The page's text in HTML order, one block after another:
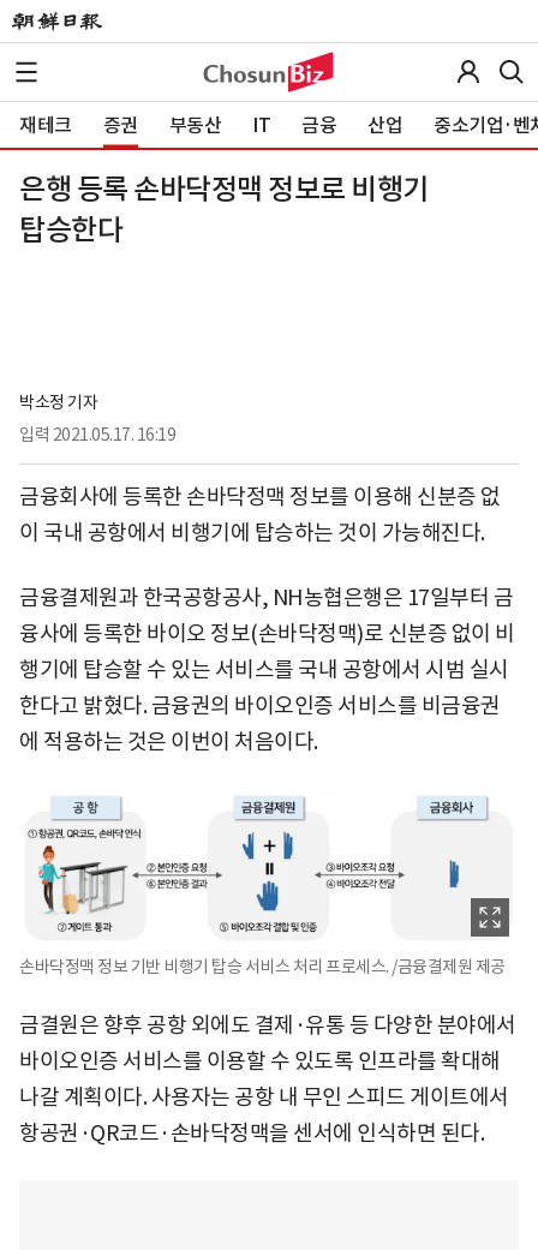
재테크 증권 부동산 IT 금융 산업 중소기업·벤
은행 등록 손바닥정맥 정보로 비행기
탑승한다
박소정 기자
입력 2021.05.17. 16:19
금융회사에 등록한 손바닥정맥 정보를 이용해 신분증 없
이 국내 공항에서 비행기에 탑승하는 것이 가능해진다.
금융결제원과 한국공항공사, NH농협은행은 17일부터 금
융사에 등록한 바이오 정보(손바닥정맥)로 신분증 없이 비
행기에 탑승할 수 있는 서비스를 국내 공항에서 시범 실시
한다고 밝혔다. 금융권의 바이오인증 서비스를 비금융권
에 적용하는 것은 이번이 처음이다.
손바닥정맥 정보 기반 비행기 탑승 서비스 처리 프로세스. /금융결제원 제공
금결원은 향후 공항 외에도 결제·유통 등 다양한 분야에서
바이오인증 서비스를 이용할 수 있도록 인프라를 확대해
나갈 계획이다. 사용자는 공항 내 무인 스피드 게이트에서
항공권·QR코드·손바닥정맥을 센서에 인식하면 된다.